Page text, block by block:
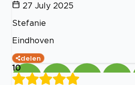
27 July 2025
Stefanie
Eindhoven
delen
10